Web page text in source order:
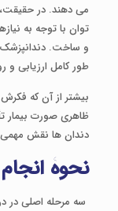
می دهند. در
توان با توجه به
و ساخت. دندانپزشک
طور کامل ارزیابی و
بیشتر از آن که
ظاهری صورت بیمار
دندان ها نقش
نحوۀ
سه مرحله اصلی در